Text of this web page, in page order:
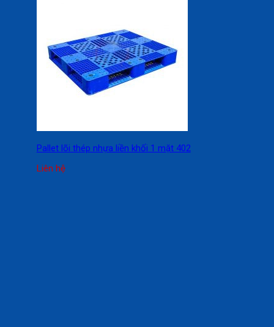
Pallet lõi thép nhựa liền khối 1 mặt 402
Liên hệ